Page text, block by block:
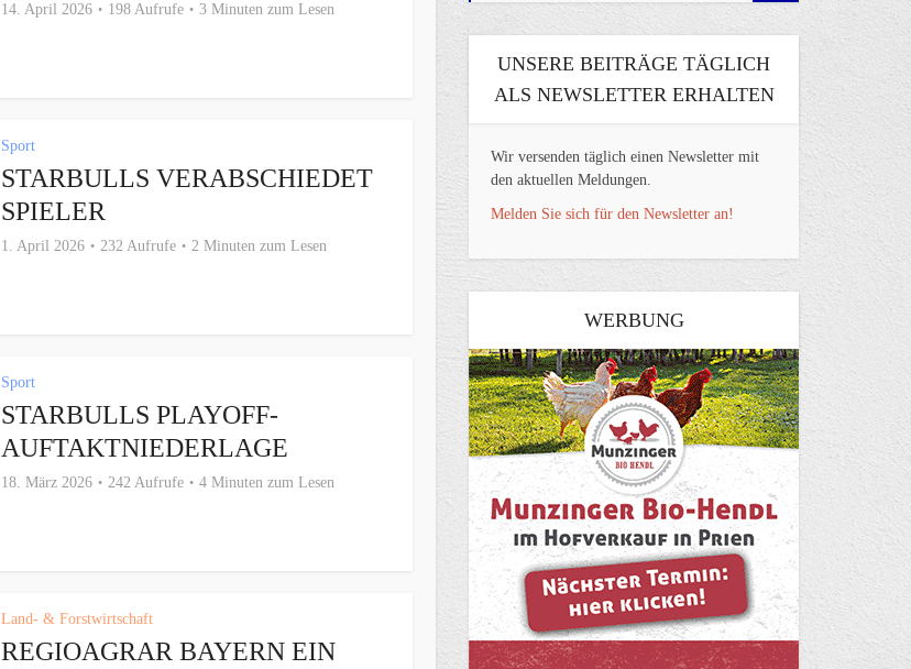
14. April 2026 198 Aufrufe 3 Minuten zum Lesen
Sport
STARBULLS VERABSCHIEDET
SPIELER
1. April 2026 232 Aufrufe 2 Minuten zum Lesen
Sport
STARBULLS PLAYOFF-
AUFTAKTNIEDERLAGE
18. März 2026 242 Aufrufe 4 Minuten zum Lesen
Land- & Forstwirtschaft
REGIOAGRAR BAYERN EIN
UNSERE BEITRÄGE TÄGLICH
ALS NEWSLETTER ERHALTEN
Wir versenden täglich einen Newsletter mit
den aktuellen Meldungen.
Melden Sie sich für den Newsletter an!
WERBUNG